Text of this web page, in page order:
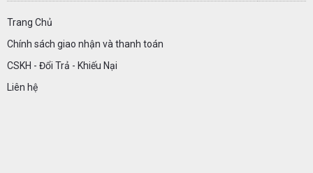
Trang Chủ
Chính sách giao nhận và thanh toán
CSKH - Đổi Trả - Khiếu Nại
Liên hệ